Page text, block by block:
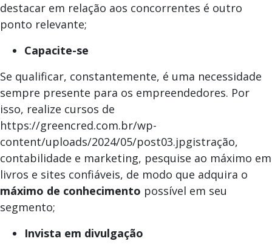
destacar em relação aos concorrentes é outro
ponto relevante;
Capacite-se
Se qualificar, constantemente, é uma necessidade
sempre presente para os empreendedores. Por
isso, realize cursos de
https://greencred.com.br/wp-
content/uploads/2024/05/post03.jpgistração,
contabilidade e marketing, pesquise ao máximo em
livros e sites confiáveis, de modo que adquira o
máximo de conhecimento possível em seu
segmento;
Invista em divulgação